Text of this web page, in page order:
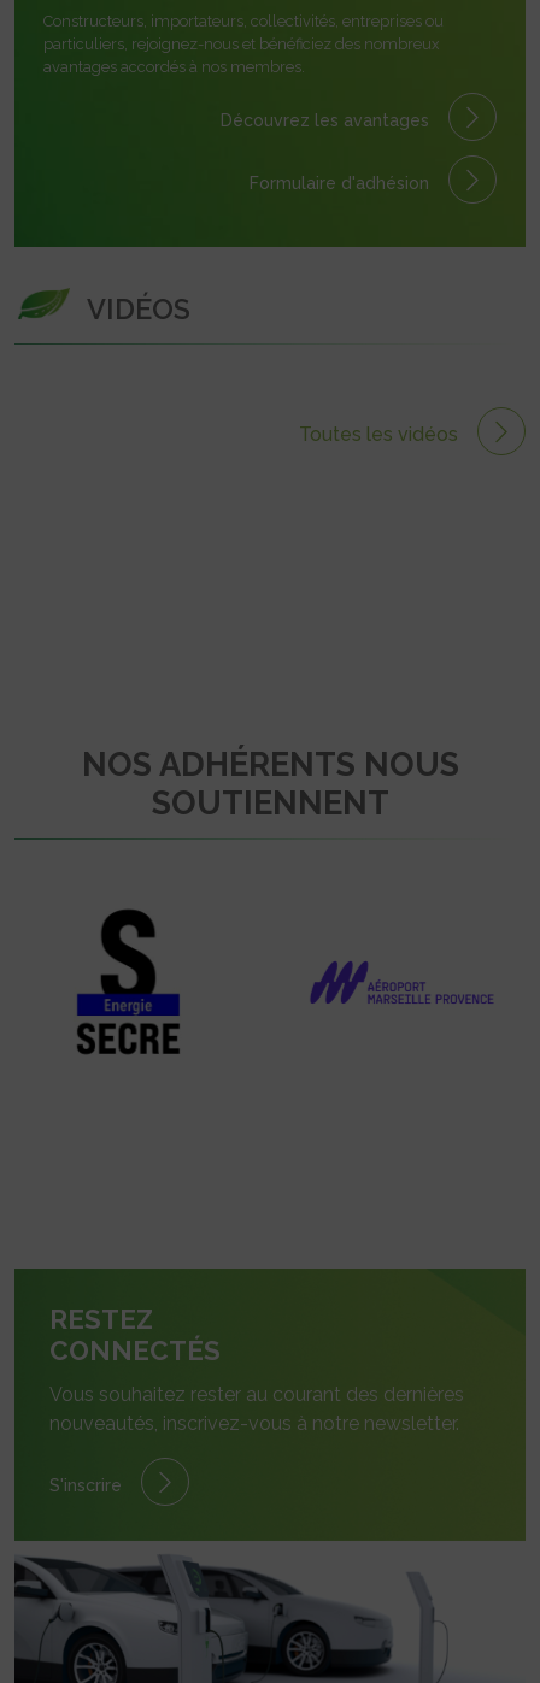
Constructeurs, importateurs, collectivités, entreprises ou
particuliers, rejoignez-nous et bénéficiez des nombreux
avantages accordés à nos membres.
Découvrez les avantages
Formulaire d'adhésion
VIDÉOS
Toutes les vidéos
NOS ADHÉRENTS NOUS
SOUTIENNENT
RESTEZ
CONNECTÉS
Vous souhaitez rester au courant des dernières
nouveautés, inscrivez-vous à notre newsletter.
S'inscrire